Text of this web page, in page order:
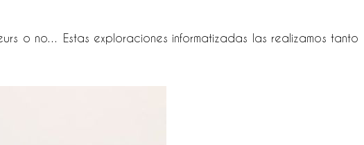
o no… Estas exploraciones informatizadas las realizamos tanto